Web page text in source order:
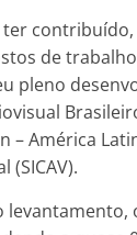
contribuído,
de
pleno
– América
(SICAV).
levantamento,